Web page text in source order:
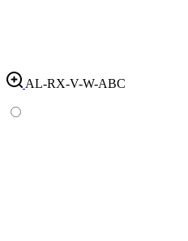
AL-RX-V-W-ABC